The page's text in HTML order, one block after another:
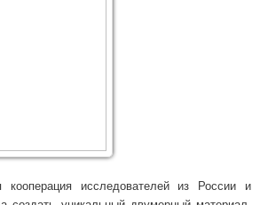
кооперация исследователей из России и